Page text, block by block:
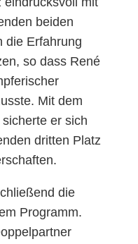
beiden
die Erfahrung
so dass René
Mit dem
er sich
dritten Platz
die
Programm.